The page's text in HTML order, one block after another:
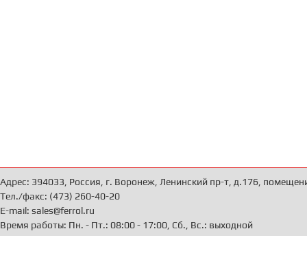
Адрес: 394033, Россия, г. Воронеж, Ленинский пр-т, д.176,
Тел./факс: (473) 260-40-20
E-mail: sales@ferrol.ru
Время работы: Пн. - Пт.: 08:00 - 17:00, Сб., Вс.: выходной